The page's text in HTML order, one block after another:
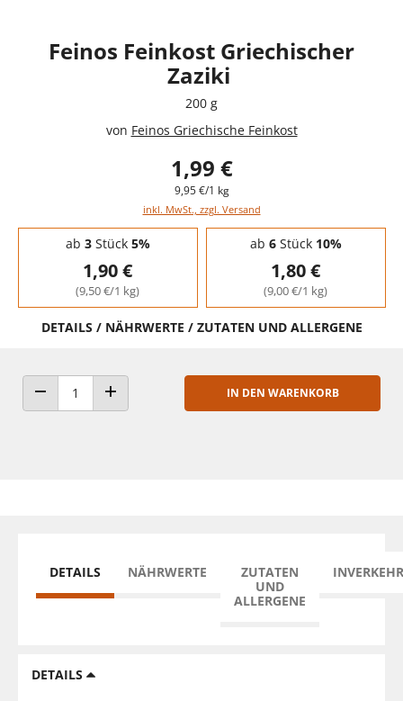
Feinos Feinkost Griechischer
Zaziki
200 g
von Feinos Griechische Feinkost
1,99 €
9,95 €/1 kg
inkl. MwSt., zzgl. Versand
Staffelpreise - Mengenrabatt
ab 3Stück 5%
1,90 €
(9,50 €/1 kg)
ab 6Stück 10%
1,80 €
(9,00 €/1 kg)
DETAILS / NÄHRWERTE / ZUTATEN UND ALLERGENE
ANZAHL VERRINGERNANZAHL ERHÖHEN
IN DEN WARENKORB
DETAILS NÄHRWERTE
ZUTATEN
UND
ALLERGENE
DETAILS